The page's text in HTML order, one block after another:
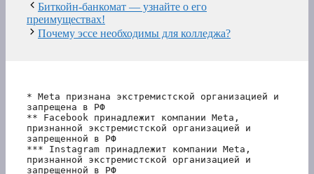
Биткойн-банкомат — узнайте о его
преимуществах!
Почему эссе необходимы для колледжа?
* Meta признана экстремистской организацией и
запрещена в РФ
** Facebook принадлежит компании Meta,
признанной экстремистской организацией и
запрещенной в РФ
*** Instagram принадлежит компании Meta,
признанной экстремистской организацией и
запрещенной в РФ